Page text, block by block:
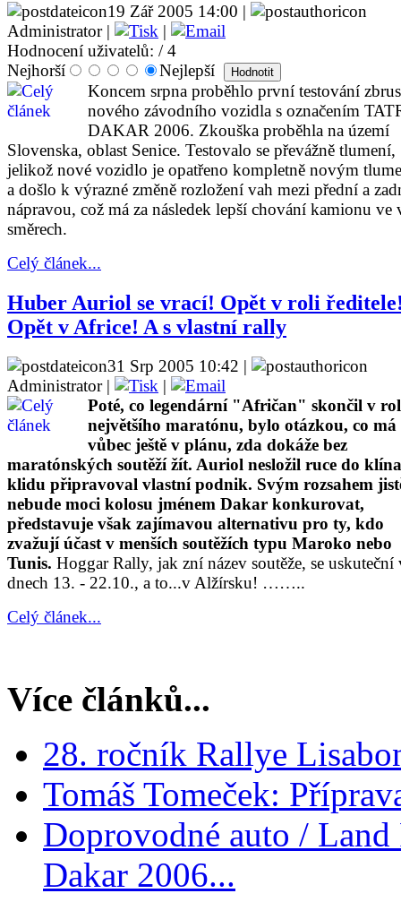
19 Zář 2005 14:00 |
Administrator |
|
Hodnocení uživatelů: / 4
Nejhorší
Nejlepší
Koncem srpna proběhlo první testování
nového závodního vozidla s označením
DAKAR 2006. Zkouška proběhla na území
Slovenska, oblast Senice. Testovalo se převážně tlumení,
jelikož nové vozidlo je opatřeno kompletně novým
a došlo k výrazné změně rozložení vah mezi přední a
nápravou, což má za následek lepší chování kamionu ve
směrech.
Celý článek...
Huber Auriol se vrací! Opět v roli
Opět v Africe! A s vlastní rally
31 Srp 2005 10:42 |
Administrator |
|
Poté, co legendární "Afričan" skončil v
největšího maratónu, bylo otázkou, co má
vůbec ještě v plánu, zda dokáže bez
maratónských soutěží žít. Auriol nesložil ruce do
klidu připravoval vlastní podnik. Svým rozsahem
nebude moci kolosu jménem Dakar konkurovat,
představuje však zajímavou alternativu pro ty, kdo
zvažují účast v menších soutěžích typu Maroko nebo
Tunis. Hoggar Rally, jak zní název soutěže, se uskuteční
dnech 13. - 22.10., a to...v Alžírsku! ……..
Celý článek...
Více článků...
28. ročník Rallye
Tomáš Tomeček:
Doprovodné auto /
Dakar 2006...